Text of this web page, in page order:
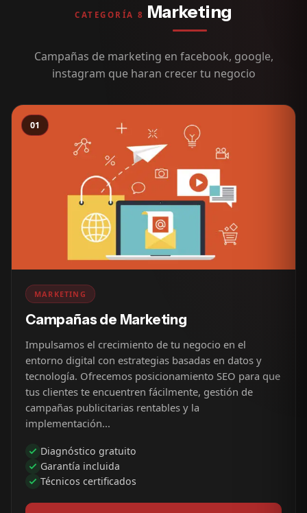
CATEGORÍA 8 Marketing
Campañas de marketing en facebook, google,
instagram que haran crecer tu negocio
01
MARKETING
Campañas de Marketing
Impulsamos el crecimiento de tu negocio en el
entorno digital con estrategias basadas en datos y
tecnología. Ofrecemos posicionamiento SEO para que
tus clientes te encuentren fácilmente, gestión de
campañas publicitarias rentables y la
implementación...
Diagnóstico gratuito
Garantía incluida
Técnicos certificados